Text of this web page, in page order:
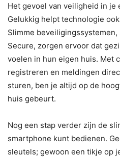
Het gevoel van veiligheid in je
Gelukkig helpt technologie
Slimme
Secure, zorgen ervoor dat
voelen in hun eigen huis. Met
registreren en meldingen
sturen, ben je altijd op de
huis gebeurt.
Nog een stap verder zijn de
smartphone kunt bedienen.
sleutels; gewoon een tikje op